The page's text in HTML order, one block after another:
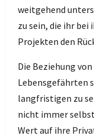
weitgehend
zu sein, die ihr
Projekten den
Die Beziehung
Lebensgefährten
langfristigen zu
nicht immer
Wert auf ihre